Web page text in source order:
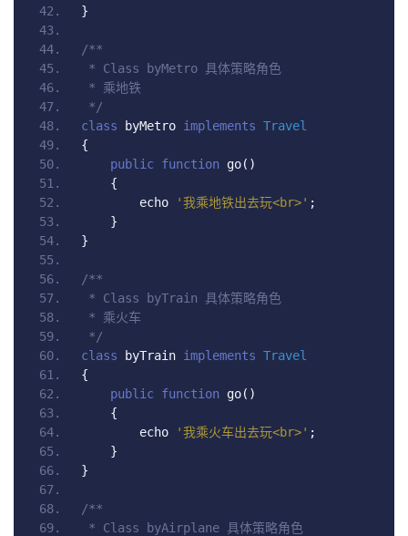
}
/**
* Class byMetro 具体策略角色
* 乘地铁
*/
class byMetro implements Travel
{
public function go()
{
        echo
'我乘地铁出去玩<br>' ;
}
}
/**
* Class byTrain 具体策略角色
* 乘火车
*/
class byTrain implements Travel
{
public function go()
{
        echo
'我乘火车出去玩<br>' ;
}
}
/**
* Class byAirplane 具体策略角色